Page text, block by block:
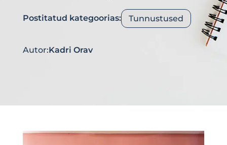
Postitatud kategoorias: Tunnustused
Autor:Kadri Orav